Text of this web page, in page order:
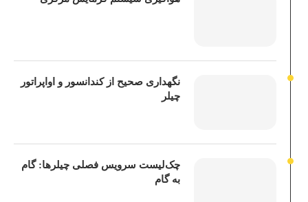
نگهداری صحیح از کندانسور و اواپراتور
چیلر
چک‌لیست سرویس فصلی چیلرها: گام
به گام